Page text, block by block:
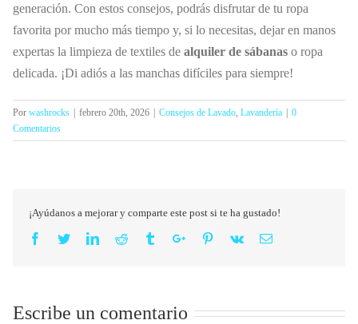
generación. Con estos consejos, podrás disfrutar de tu ropa
favorita por mucho más tiempo y, si lo necesitas, dejar en manos
expertas la limpieza de textiles de alquiler de sábanas o ropa
delicada. ¡Di adiós a las manchas difíciles para siempre!
Por washrocks | febrero 20th, 2026 | Consejos de Lavado, Lavandería | 0
Comentarios
¡Ayúdanos a mejorar y comparte este post si te ha gustado!
Facebook
TwitterLinkedinReddit TumblrGoogle+Pinterest
Vk Email
Escribe un comentario